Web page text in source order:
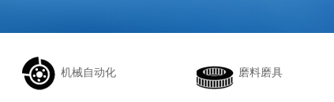
机械自动化 磨料磨具